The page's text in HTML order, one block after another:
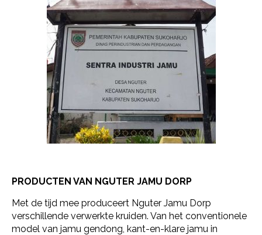
PRODUCTEN VAN NGUTER JAMU DORP
Met de tijd mee produceert Nguter Jamu Dorp
verschillende verwerkte kruiden. Van het conventionele
model van jamu gendong, kant-en-klare jamu in